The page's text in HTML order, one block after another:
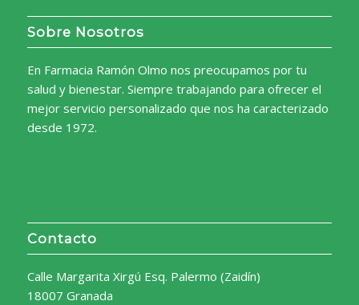
Sobre Nosotros
En Farmacia Ramón Olmo nos preocupamos por tu
salud y bienestar. Siempre trabajando para ofrecer el
mejor servicio personalizado que nos ha caracterizado
desde 1972.
Contacto
Calle Margarita Xirgú Esq. Palermo (Zaidín)
18007 Granada